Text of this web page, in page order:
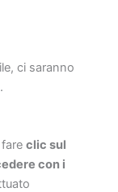
ci saranno
.
clic sul
con i